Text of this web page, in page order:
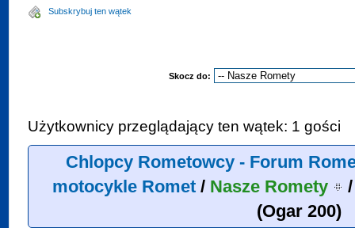
Subskrybuj ten wątek
Skocz do:
Użytkownicy przeglądający ten wątek: 1 gości
Chlopcy Rometowcy - Forum
motocykle Romet / Nasze Romety
(Ogar 200)